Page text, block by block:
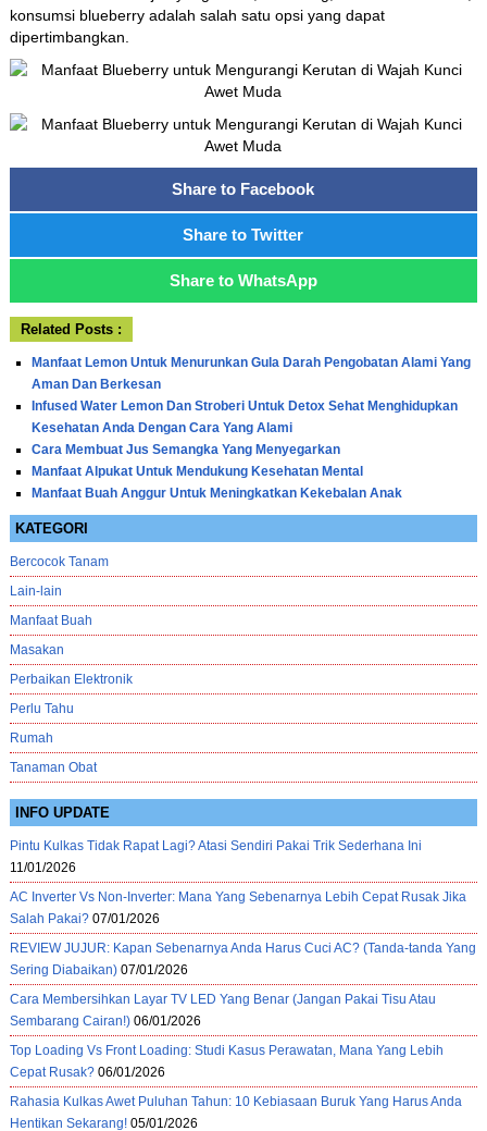
konsumsi blueberry adalah salah satu opsi yang dapat
dipertimbangkan.
Share to Facebook
Share to Twitter
Share to WhatsApp
Related Posts :
Manfaat Lemon Untuk Menurunkan Gula Darah Pengobatan Alami Yang
Aman Dan Berkesan
Infused Water Lemon Dan Stroberi Untuk Detox Sehat Menghidupkan
Kesehatan Anda Dengan Cara Yang Alami
Cara Membuat Jus Semangka Yang Menyegarkan
Manfaat Alpukat Untuk Mendukung Kesehatan Mental
Manfaat Buah Anggur Untuk Meningkatkan Kekebalan Anak
KATEGORI
Bercocok Tanam
Lain-lain
Manfaat Buah
Masakan
Perbaikan Elektronik
Perlu Tahu
Rumah
Tanaman Obat
INFO UPDATE
Pintu Kulkas Tidak Rapat Lagi? Atasi Sendiri Pakai Trik Sederhana Ini
11/01/2026
AC Inverter Vs Non-Inverter: Mana Yang Sebenarnya Lebih Cepat Rusak Jika
Salah Pakai? 07/01/2026
REVIEW JUJUR: Kapan Sebenarnya Anda Harus Cuci AC? (Tanda-tanda Yang
Sering Diabaikan) 07/01/2026
Cara Membersihkan Layar TV LED Yang Benar (Jangan Pakai Tisu Atau
Sembarang Cairan!) 06/01/2026
Top Loading Vs Front Loading: Studi Kasus Perawatan, Mana Yang Lebih
Cepat Rusak? 06/01/2026
Rahasia Kulkas Awet Puluhan Tahun: 10 Kebiasaan Buruk Yang Harus Anda
Hentikan Sekarang! 05/01/2026